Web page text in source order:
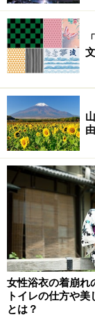
女性浴衣の着崩れ
トイレの仕方や美
とは？